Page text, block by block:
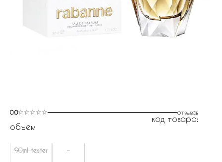
0.0 отзывов
код товара:
объем
90ml tester -